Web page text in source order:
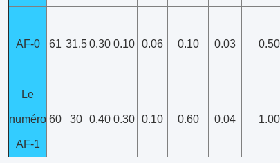
AF-0 61 31.5 0.30 0.10 0.06 0.10 0.03 0.50
Le
numéro
AF-1
60 30 0.40 0.30 0.10 0.60 0.04 1.00